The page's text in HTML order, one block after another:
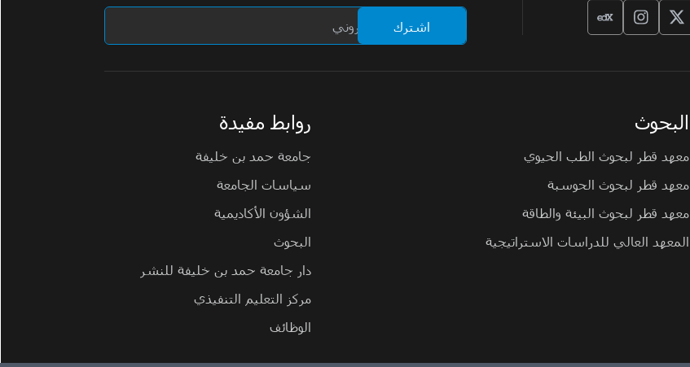
البحوث
معهد قطر لبحوث الطب الحيوي
معهد قطر لبحوث الحوسبة
معهد قطر لبحوث البيئة والطاقة
المعهد العالي للدراسات الاستراتيجية
روابط مفيدة
جامعة حمد بن خليفة
سياسات الجامعة
الشؤون الأكاديمية
البحوث
دار جامعة حمد بن خليفة للنشر
مركز التعليم التنفيذي
الوظائف